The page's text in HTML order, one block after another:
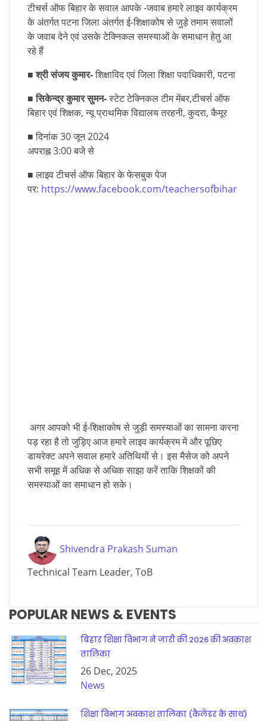
टीचर्स ऑफ बिहार के सवाल आपके -जवाब हमारे लाइव कार्यक्रम
के अंतर्गत पटना जिला अंतर्गत ई-शिक्षाकोष से जुड़े तमाम सवालों
के जवाब देने एवं उसके टेक्निकल समस्याओं के समाधान हेतु आ
रहे हैं
■श्री संजय कुमार-शिक्षाविद एवं जिला शिक्षा पदाधिकारी, पटना
■सिकेन्द्र कुमार सुमन-स्टेट टेक्निकल टीम मेंबर,टीचर्स ऑफ
बिहार एवं शिक्षक, न्यू प्राथमिक विद्यालय तरहनी, कुदरा, कैमूर
■ दिनांक 30 जून 2024
अपराह्न 3:00 बजे से
■ लाइव टीचर्स ऑफ बिहार के फेसबुक पेज
पर: https://www.facebook.com/teachersofbihar
अगर आपको भी ई-शिक्षाकोष से जुड़ी समस्याओं का सामना करना
पड़ रहा है तो जुड़िए आज हमारे लाइव कार्यक्रम में और पूछिए
डायरेक्ट अपने सवाल हमारे अतिथियों से। इस मैसेज को अपने
सभी समूह में अधिक से अधिक साझा करें ताकि शिक्षकों की
समस्याओं का समाधान हो सके।
Shivendra Prakash Suman
Technical Team Leader, ToB
POPULAR NEWS & EVENTS
बिहार शिक्षा विभाग ने जारी की 2026 की अवकाश
तालिका
26 Dec, 2025
News
शिक्षा विभाग अवकाश तालिका (कैलेंडर के साथ)